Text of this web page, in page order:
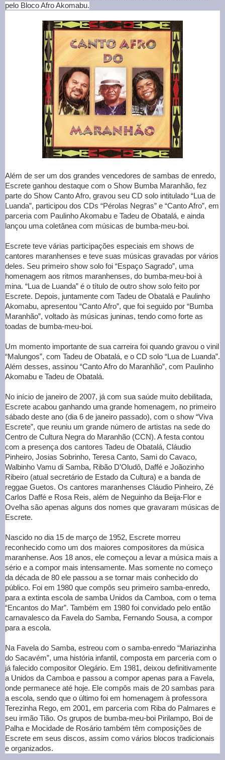
pelo Bloco Afro Akomabu.
Além de ser um dos grandes vencedores de sambas de enredo,
Escrete ganhou destaque com o Show Bumba Maranhão, fez
parte do Show Canto Afro, gravou seu CD solo intitulado “Lua de
Luanda”, participou dos CDs “Pérolas Negras” e “Canto Afro”, em
parceria com Paulinho Akomabu e Tadeu de Obatalá, e ainda
lançou uma coletânea com músicas de bumba-meu-boi.
Escrete teve várias participações especiais em shows de
cantores maranhenses e teve suas músicas gravadas por vários
deles. Seu primeiro show solo foi “Espaço Sagrado”, uma
homenagem aos ritmos maranhenses, do bumba-meu-boi à
mina. “Lua de Luanda” é o título de outro show solo feito por
Escrete. Depois, juntamente com Tadeu de Obatalá e Paulinho
Akomabu, apresentou “Canto Afro”, que foi seguido por “Bumba
Maranhão”, voltado às músicas juninas, tendo como forte as
toadas de bumba-meu-boi.
Um momento importante de sua carreira foi quando gravou o vinil
“Malungos”, com Tadeu de Obatalá, e o CD solo “Lua de Luanda”.
Além desses, assinou “Canto Afro do Maranhão”, com Paulinho
Akomabu e Tadeu de Obatalá.
No início de janeiro de 2007, já com sua saúde muito debilitada,
Escrete acabou ganhando uma grande homenagem, no primeiro
sábado deste ano (dia 6 de janeiro passado), com o show “Viva
Escrete”, que reuniu um grande número de artistas na sede do
Centro de Cultura Negra do Maranhão (CCN). A festa contou
com a presença dos cantores Tadeu de Obatalá, Cláudio
Pinheiro, Josias Sobrinho, Teresa Canto, Sami do Cavaco,
Walbinho Vamu di Samba, Ribão D’Oludô, Daffé e Joãozinho
Ribeiro (atual secretário de Estado da Cultura) e a banda de
reggae Guetos. Os cantores maranhenses Cláudio Pinheiro, Zé
Carlos Daffé e Rosa Reis, além de Neguinho da Beija-Flor e
Ovelha são apenas alguns dos nomes que gravaram músicas de
Escrete.
Nascido no dia 15 de março de 1952, Escrete morreu
reconhecido como um dos maiores compositores da música
maranhense. Aos 18 anos, ele começou a levar a música mais a
sério e a compor mais intensamente. Mas somente no começo
da década de 80 ele passou a se tornar mais conhecido do
público. Foi em 1980 que compôs seu primeiro samba-enredo,
para a extinta escola de samba Unidos da Camboa, com o tema
“Encantos do Mar”. Também em 1980 foi convidado pelo então
carnavalesco da Favela do Samba, Fernando Sousa, a compor
para a escola.
Na Favela do Samba, estreou com o samba-enredo “Mariazinha
do Sacavém”, uma história infantil, composta em parceria com o
já falecido compositor Olegário. Em 1981, deixou definitivamente
a Unidos da Camboa e passou a compor apenas para a Favela,
onde permanece até hoje. Ele compôs mais de 20 sambas para
a escola, sendo que o último foi em homenagem à professora
Terezinha Rego, em 2001, em parceria com Riba do Palmares e
seu irmão Tião. Os grupos de bumba-meu-boi Pirilampo, Boi de
Palha e Mocidade de Rosário também têm composições de
Escrete em seus discos, assim como vários blocos tradicionais
e organizados.